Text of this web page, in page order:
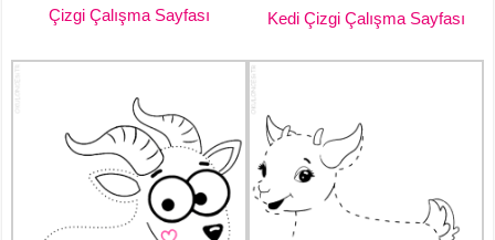
Çizgi Çalışma Sayfası Kedi Çizgi Çalışma Sayfası